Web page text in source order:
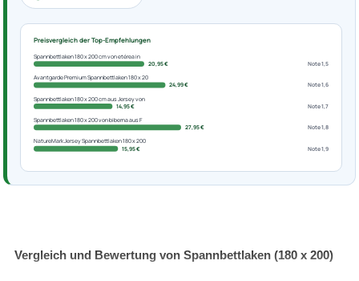
Preisvergleich der Top-Empfehlungen
Spannbettlaken 180 x 200 cm von etérea in
20,95 €
Note 1,5
Avantgarde Premium Spannbettlaken 180 x 20
24,99 €
Note 1,6
Spannbettlaken 180 x 200 cm aus Jersey von
14,95 €
Note 1,7
Spannbettlaken 180 x 200 von biberna aus F
27,95 €
Note 1,8
NatureMark Jersey Spannbettlaken 180 x 200
15,95 €
Note 1,9
Vergleich und Bewertung von Spannbettlaken (180 x 200)